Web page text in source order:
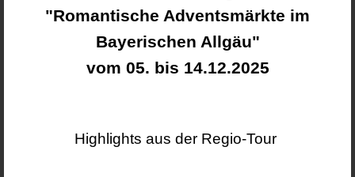
"Romantische Adventsmärkte im
Bayerischen Allgäu"
vom 05. bis 14.12.2025
Highlights aus der Regio-Tour